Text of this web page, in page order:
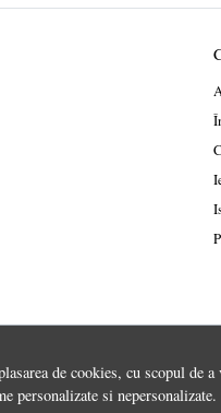
de cookies, cu scopul de a
personalizate si nepersonalizate.